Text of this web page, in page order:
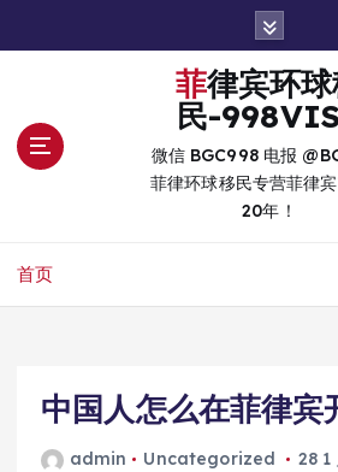
菲律宾环球移
民-
微信 BGC998 电报
菲律环球移民专营菲律
20年！
首页
中国人怎么在菲律宾
admin Uncategorized
28 1